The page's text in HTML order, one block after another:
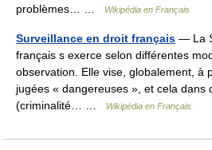
problèmes… …
Wikipédia en Français
Surveillance en droit français — La
français s exerce selon différentes
observation. Elle vise, globalement, à
jugées « dangereuses », et cela dans
(criminalité… …
Wikipédia en Français